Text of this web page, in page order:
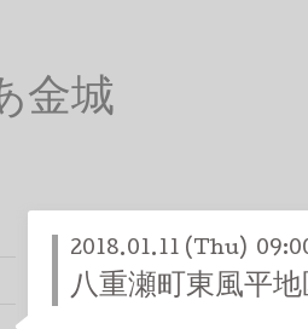
金城
2018.01.11 (Thu)
八重瀬町東風平